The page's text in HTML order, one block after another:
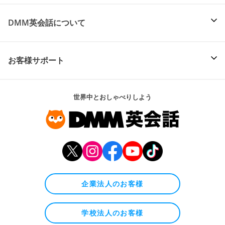
DMM英会話について
お客様サポート
世界中とおしゃべりしよう
企業法人のお客様
学校法人のお客様